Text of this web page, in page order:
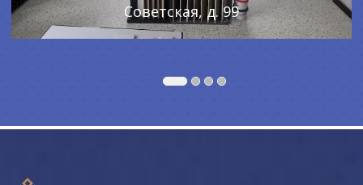
Советская, д. 99